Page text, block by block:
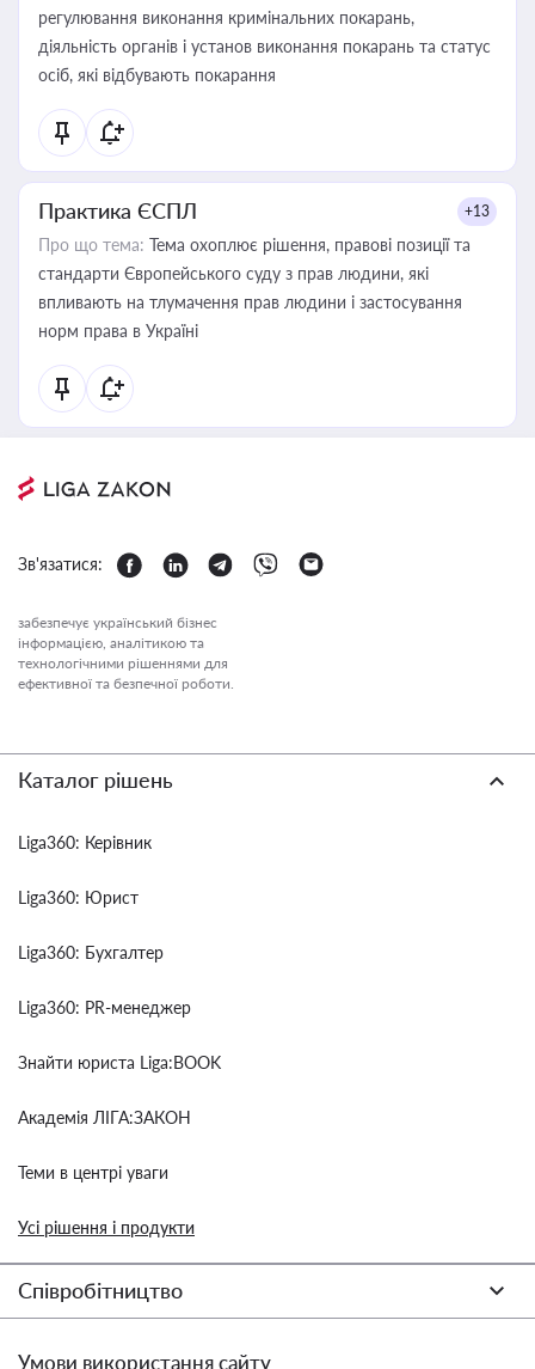
регулювання виконання кримінальних покарань,
діяльність органів і установ виконання покарань та статус
осіб, які відбувають покарання
Практика ЄСПЛ +13
Про що тема: Тема охоплює рішення, правові позиції та
стандарти Європейського суду з прав людини, які
впливають на тлумачення прав людини і застосування
норм права в Україні
Зв'язатися:
забезпечує український бізнес
інформацією, аналітикою та
технологічними рішеннями для
ефективної та безпечної роботи.
Каталог рішень
Liga360: Керівник
Liga360: Юрист
Liga360: Бухгалтер
Liga360: PR-менеджер
Знайти юриста Liga:BOOK
Академія ЛІГА:ЗАКОН
Теми в центрі уваги
Усі рішення і продукти
Співробітництво
Умови використання сайту